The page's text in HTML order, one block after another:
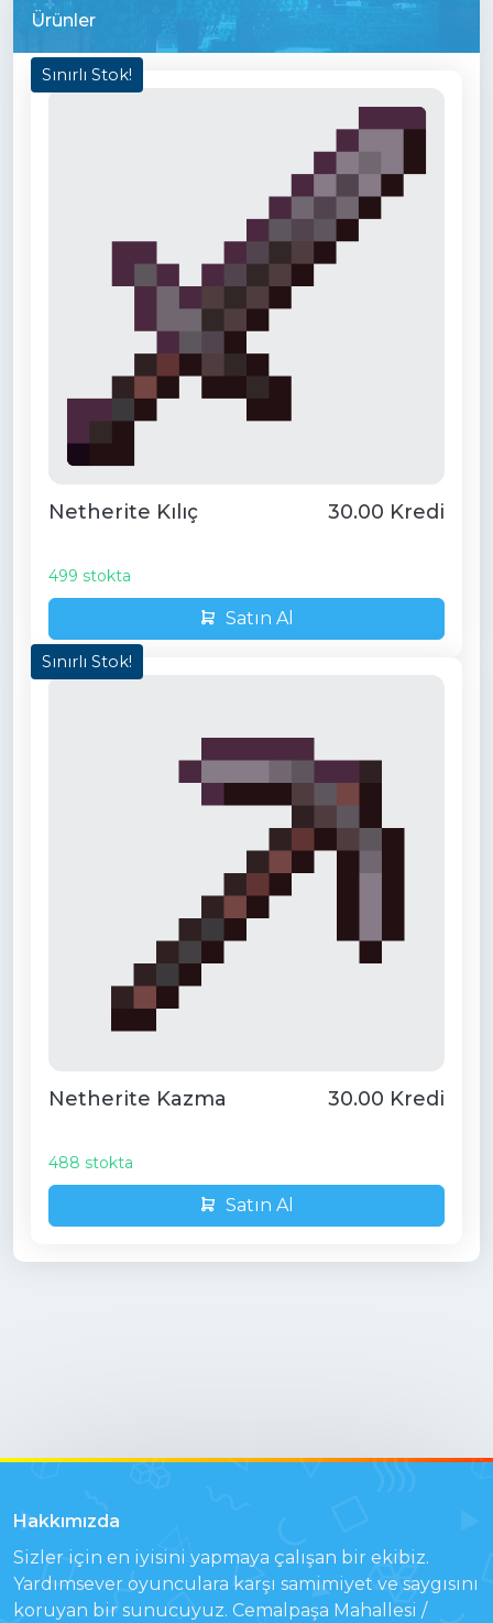
Ürünler
Sınırlı Stok!
Netherite Kılıç 30.00 Kredi
499 stokta
Satın Al
Sınırlı Stok!
Netherite Kazma 30.00 Kredi
488 stokta
Satın Al
Hakkımızda
Sizler için en iyisini yapmaya çalışan bir ekibiz.
Yardımsever oyunculara karşı samimiyet ve saygısını
koruyan bir sunucuyuz. Cemalpaşa Mahallesi /